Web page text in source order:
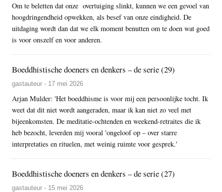
Om te beletten dat onze overtuiging slinkt, kunnen we een gevoel van
hoogdringendheid opwekken, als besef van onze eindigheid. De
uitdaging wordt dan dat we elk moment benutten om te doen wat goed
is voor onszelf en voor anderen.
Boeddhistische doeners en denkers – de serie (29)
gastauteur - 17 mei 2026
Arjan Mulder: 'Het boeddhisme is voor mij een persoonlijke tocht. Ik
weet dat dit niet wordt aangeraden, maar ik kan niet zo veel met
bijeenkomsten. De meditatie-ochtenden en weekend-retraites die ik
heb bezocht, leverden mij vooral 'ongeloof op – over starre
interpretaties en rituelen, met weinig ruimte voor gesprek.'
Boeddhistische doeners en denkers – de serie (27)
gastauteur - 15 mei 2026